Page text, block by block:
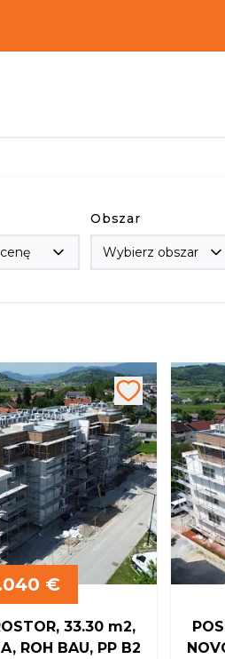
Obszar
Wybierz obszar
€
33.30 m2,
ROH BAU, PP B2